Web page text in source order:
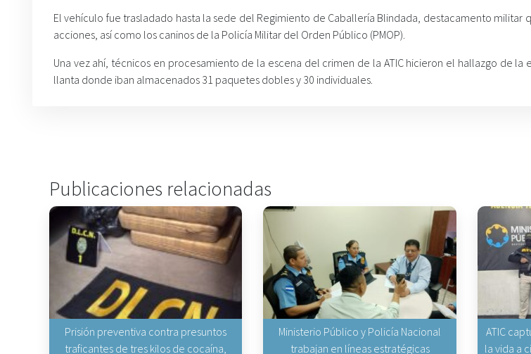
El vehículo fue trasladado hasta la sede del Regimiento de Caballería Blindada, destacamento militar
acciones, así como los caninos de la Policía Militar del Orden Público (PMOP).
Una vez ahí, técnicos en procesamiento de la escena del crimen de la ATIC hicieron el hallazgo de la
llanta donde iban almacenados 31 paquetes dobles y 30 individuales.
Publicaciones relacionadas
Prisión preventiva contra presuntos
traficantes de tres kilos de cocaína,
Ministerio Público y Policía Nacional
trabajan en líneas estratégicas
ATIC
la vida a